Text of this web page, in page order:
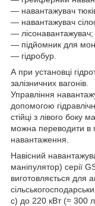
— навантажувач
— навантажувач
— лісонавантажувач;
— підйомник для
— гідробур.
А при установці
залізничних вагонів.
Управління
допомогою
стійці з лівого боку
можна переводити в
навантаження.
Навісний
маніпулятор) серії
виготовляється для
с) до 220 кВт (≈ 300